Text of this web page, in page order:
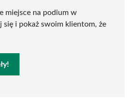
miejsce na podium w
się i pokaż swoim klientom, że